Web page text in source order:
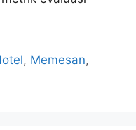
, Memesan,